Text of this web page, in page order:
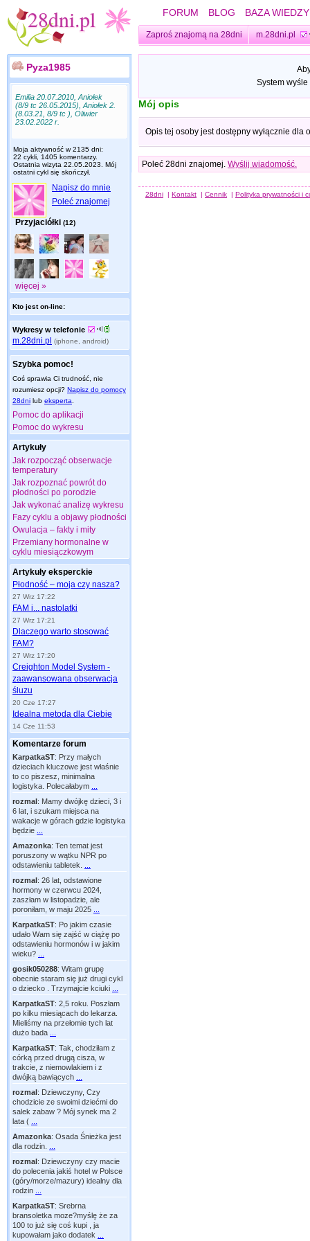
FORUM BLOG BAZA WIEDZY
Zaproś znajomą na 28dni m.28dni.pl
Pyza1985
Emilia 20.07.2010, Aniołek
(8/9 tc 26.05.2015), Aniołek 2.
(8.03.21, 8/9 tc ), Oliwier
23.02.2022 r.
Moja aktywność w 2135 dni:
22 cykli, 1405 komentarzy.
Ostatnia wizyta 22.05.2023 . Mój
ostatni cykl się skończył.
Napisz do mnie
Poleć znajomej
Przyjaciółki (12)
więcej »
Kto jest on-line:
Wykresy w telefonie
m.28dni.pl (iphone, android)
Szybka pomoc!
Coś sprawia Ci trudność, nie
rozumiesz opcji? Napisz do pomocy
28dni lub eksperta
Pomoc do aplikacji
Pomoc do wykresu
Artykuły
Jak rozpocząć obserwacje
temperatury
Jak rozpoznać powrót do
płodności po porodzie
Jak wykonać analizę wykresu
Fazy cyklu a objawy płodności
Owulacja – fakty i mity
Przemiany hormonalne w
cyklu miesiączkowym
Artykuły eksperckie
Płodność – moja czy nasza?
27 Wrz 17:22
FAM i... nastolatki
27 Wrz 17:21
Dlaczego warto stosować
FAM?
27 Wrz 17:20
Creighton Model System -
zaawansowana obserwacja
śluzu
20 Cze 17:27
Idealna metoda dla Ciebie
14 Cze 11:53
Komentarze forum
KarpatkaST: Przy małych
dzieciach kluczowe jest właśnie
to co piszesz, minimalna
logistyka. Polecałabym
rozmal: Mamy dwójkę dzieci, 3 i
6 lat, i szukam miejsca na
wakacje w górach gdzie logistyka
będzie
Amazonka: Ten temat jest
poruszony w wątku NPR po
odstawieniu tabletek.
rozmal: 26 lat, odstawione
hormony w czerwcu 2024,
zaszłam w listopadzie, ale
poroniłam, w maju 2025
KarpatkaST: Po jakim czasie
udało Wam się zajść w ciążę po
odstawieniu hormonów i w jakim
wieku?
gosik050288: Witam grupę
obecnie staram się już drugi cykl
o dziecko . Trzymajcie kciuki
KarpatkaST: 2,5 roku. Poszłam
po kilku miesiącach do lekarza.
Mieliśmy na przełomie tych lat
dużo bada
KarpatkaST: Tak, chodziłam z
córką przed drugą cisza, w
trakcie, z niemowlakiem i z
dwójką bawiących
rozmal: Dziewczyny, Czy
chodzicie ze swoimi dziećmi do
salek zabaw ? Mój synek ma 2
lata (
Amazonka: Osada Śnieżka jest
dla rodzin.
rozmal: Dziewczyny czy macie
do polecenia jakiś hotel w Polsce
(góry/morze/mazury) idealny dla
rodzin
KarpatkaST: Srebrna
bransoletka moze?myślę że za
100 to już się coś kupi , ja
kupowałam jako dodatek
System
Mój opis
Opis tej osoby jest dostępny wyłącznie dla
Poleć 28dni znajomej. Wyślij wiadomość.
28dni | Kontakt | Cennik | Polityka prywatności i